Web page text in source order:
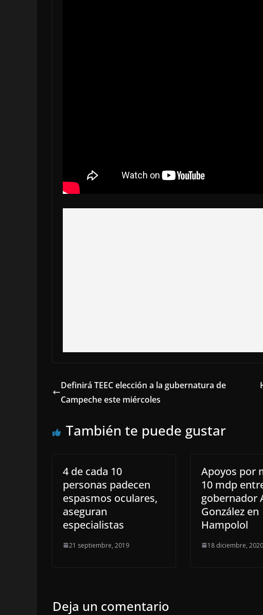
Definirá TEEC elección a la gubernatura de
Campeche este miércoles
También te puede gustar
4 de cada 10
personas padecen
espasmos oculares,
aseguran
especialistas
21 septiembre, 2019
Apoyos por
10 mdp
gobernador
González en
Hampolol
18 diciembre, 2020
Deja un comentario